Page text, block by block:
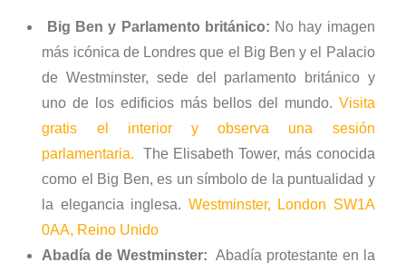
Big Ben y Parlamento británico: No hay imagen
más icónica de Londres que el Big Ben y el Palacio
de Westminster, sede del parlamento británico y
uno de los edificios más bellos del mundo. Visita
gratis el interior y observa una sesión
parlamentaria. The Elisabeth Tower, más conocida
como el Big Ben, es un símbolo de la puntualidad y
la elegancia inglesa. Westminster, London SW1A
0AA, Reino Unido
Abadía de Westminster:Abadía protestante en la